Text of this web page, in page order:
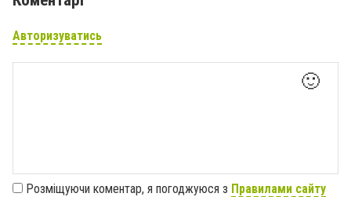
Авторизуватись
🙂
Розміщуючи коментар, я погоджуюся з Правилами сайту